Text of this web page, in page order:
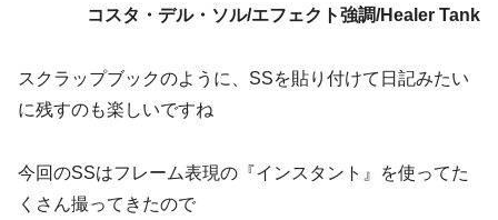
コスタ・デル・ソル/エフェクト強調/Healer Tank
スクラップブックのように、SSを貼り付けて日記みたい
に残すのも楽しいですね
今回のSSはフレーム表現の『インスタント』を使ってた
くさん撮ってきたので